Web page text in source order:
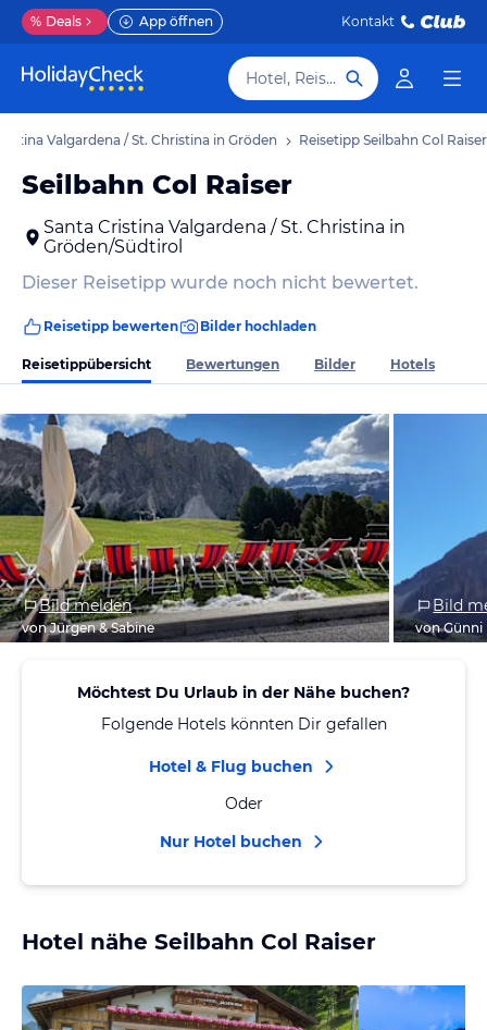
% Deals App öffnen Kontakt
Hotel, Reiseziel
Valgardena / St. Christina in Gröden Reisetipp Seilbahn Col Raiser
Seilbahn Col Raiser
Santa Cristina Valgardena / St. Christina in
Gröden/Südtirol
Dieser Reisetipp wurde noch nicht bewertet.
Reisetipp bewerten Bilder hochladen
Reisetippübersicht Bewertungen Bilder Hotels
Bild melden
von Jürgen & Sabine
Bild
von Günni
Möchtest Du Urlaub in der Nähe buchen?
Folgende Hotels könnten Dir gefallen
Hotel & Flug buchen
Oder
Nur Hotel buchen
Hotel nähe Seilbahn Col Raiser